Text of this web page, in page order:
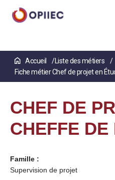
contenu
principal
Accueil
Liste des métiers
Fiche métier Chef de projet en
CHEF DE
CHEFFE DE
Famille :
Supervision de projet